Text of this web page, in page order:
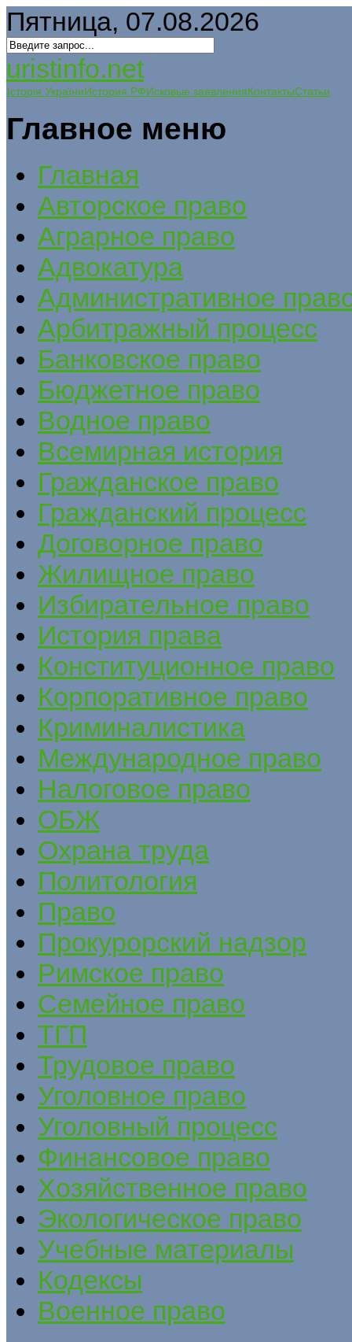
Пятница, 07.08.2026
uristinfo.net
Історія УкраїниИстория РФИсковые заявленияКонтактыСтатьи
Главное меню
Главная
Авторское право
Аграрное право
Адвокатура
Административное
Арбитражный процесс
Банковское право
Бюджетное право
Водное право
Всемирная история
Гражданское право
Гражданский процесс
Договорное право
Жилищное право
Избирательное право
История права
Конституционное право
Корпоративное право
Криминалистика
Международное право
Налоговое право
ОБЖ
Охрана труда
Политология
Право
Прокурорский надзор
Римское право
Семейное право
ТГП
Трудовое право
Уголовное право
Уголовный процесс
Финансовое право
Хозяйственное право
Экологическое право
Учебные материалы
Кодексы
Военное право